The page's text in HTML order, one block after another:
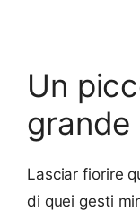
Un
grande
Lasciar fiorire
di quei gesti